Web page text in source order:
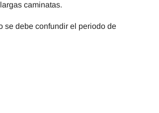
caminatas.
se debe confundir el periodo de